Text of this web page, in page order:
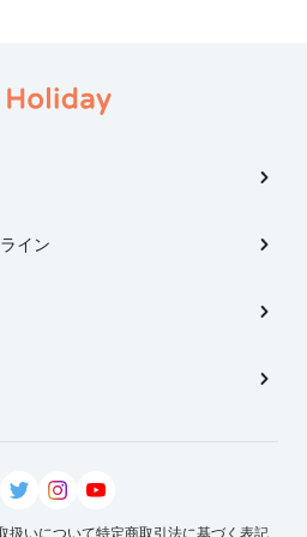
イン
扱いについて特定商取引法に基づく表記